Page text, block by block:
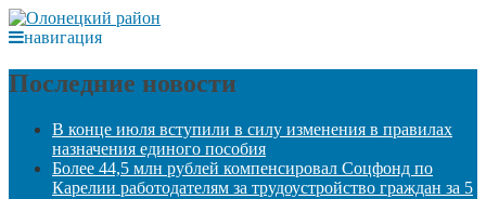
навигация
Последние новости
В конце июля вступили в силу изменения в правилах
назначения единого пособия
Более 44,5 млн рублей компенсировал Соцфонд по
Карелии работодателям за трудоустройство граждан за 5